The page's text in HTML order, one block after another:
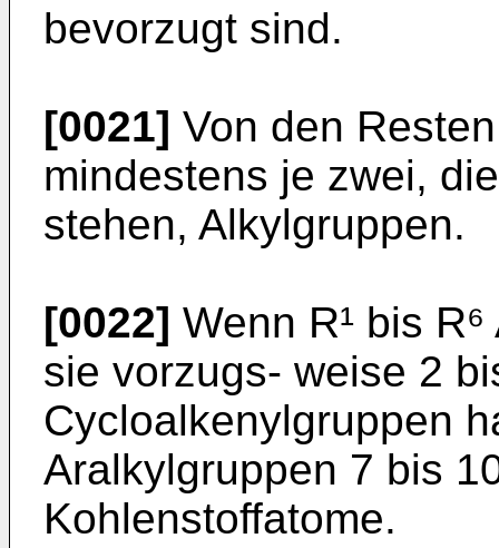
bevorzugt sind.
[0021] Von den
mindestens je zwei,
stehen, Alkylgruppen.
[0022] Wenn R¹ bis
sie vorzugs- weise 2
Cycloalkenylgruppen
Aralkylgruppen 7 bis
Kohlenstoffatome.